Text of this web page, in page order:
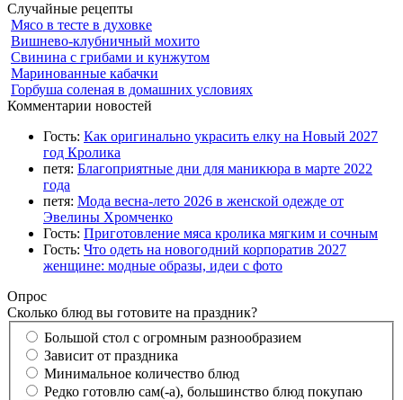
Случайные рецепты
Мясо в тесте в духовке
Вишнево-клубничный мохито
Свинина с грибами и кунжутом
Маринованные кабачки
Горбуша соленая в домашних условиях
Комментарии новостей
Гость: Как оригинально украсить елку на Новый 2027
год Кролика
петя: Благоприятные дни для маникюра в марте 2022
года
петя: Мода весна-лето 2026 в женской одежде от
Эвелины Хромченко
Гость: Приготовление мяса кролика мягким и сочным
Гость: Что одеть на новогодний корпоратив 2027
женщине: модные образы, идеи с фото
Опрос
Сколько блюд вы готовите на праздник?
Большой стол с огромным разнообразием
Зависит от праздника
Минимальное количество блюд
Редко готовлю сам(-а), большинство блюд покупаю